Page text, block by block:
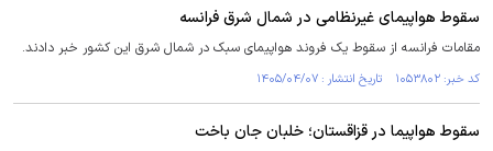
سقوط هواپیمای غیرنظامی در شمال شرق فرانسه
مقامات فرانسه از سقوط یک فروند هواپیمای سبک در شمال شرق این کشور خبر دادند.
کد خبر: ۱۰۵۳۸۰۲ تاریخ انتشار : ۱۴۰۵/۰۴/۰۷
سقوط هواپیما در قزاقستان؛ خلبان جان باخت